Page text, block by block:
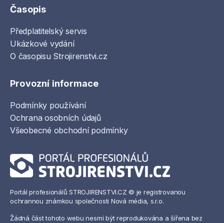
Časopis
Předplatitelský servis
Ukázkové vydání
O časopisu Strojirenstvi.cz
Provozní informace
Podmínky používání
Ochrana osobních údajů
Všeobecné obchodní podmínky
Portál profesionálů STROJIRENSTVI.CZ © je registrovanou
ochrannou známkou společnosti Nová média, s.r.o.
Žádná část tohoto webu nesmí být reprodukována a šířena bez